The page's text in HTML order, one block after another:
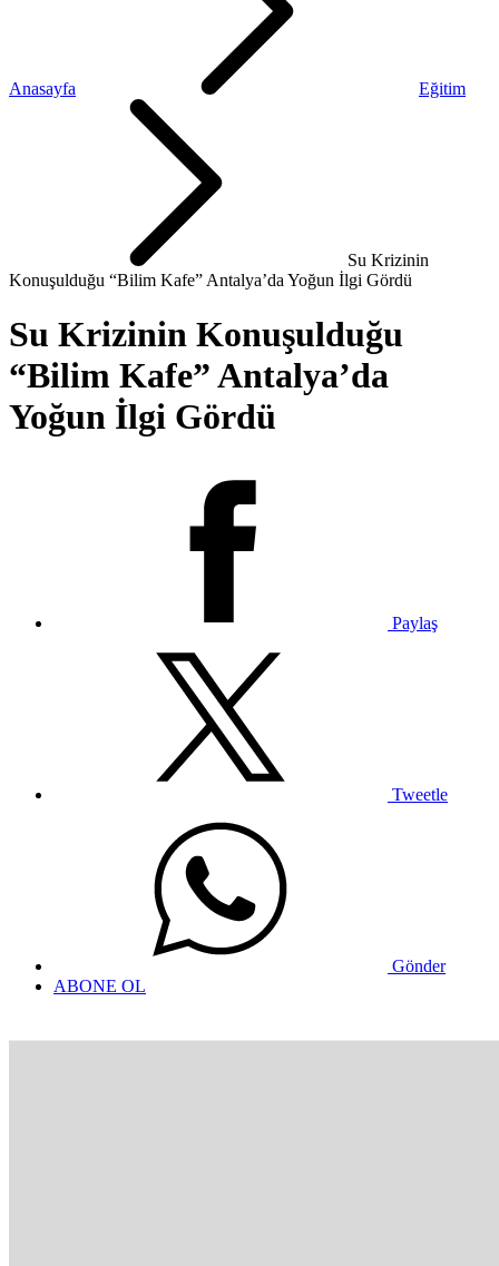
Anasayfa Eğitim
Su Krizinin
Konuşulduğu “Bilim Kafe” Antalya’da Yoğun İlgi Gördü
Su Krizinin Konuşulduğu
“Bilim Kafe” Antalya’da
Yoğun İlgi Gördü
Paylaş
Tweetle
Gönder
ABONE OL